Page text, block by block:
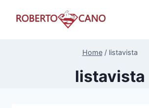
Home / listavista
listavista